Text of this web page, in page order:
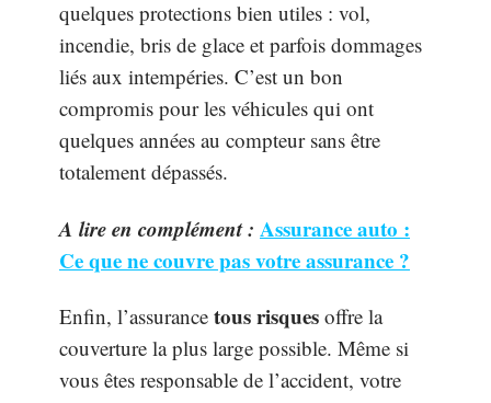
quelques protections bien utiles : vol,
incendie, bris de glace et parfois dommages
liés aux intempéries. C’est un bon
compromis pour les véhicules qui ont
quelques années au compteur sans être
totalement dépassés.
A lire en complément : Assurance auto :
Ce que ne couvre pas votre assurance ?
Enfin, l’assurance tous risques offre la
couverture la plus large possible. Même si
vous êtes responsable de l’accident, votre